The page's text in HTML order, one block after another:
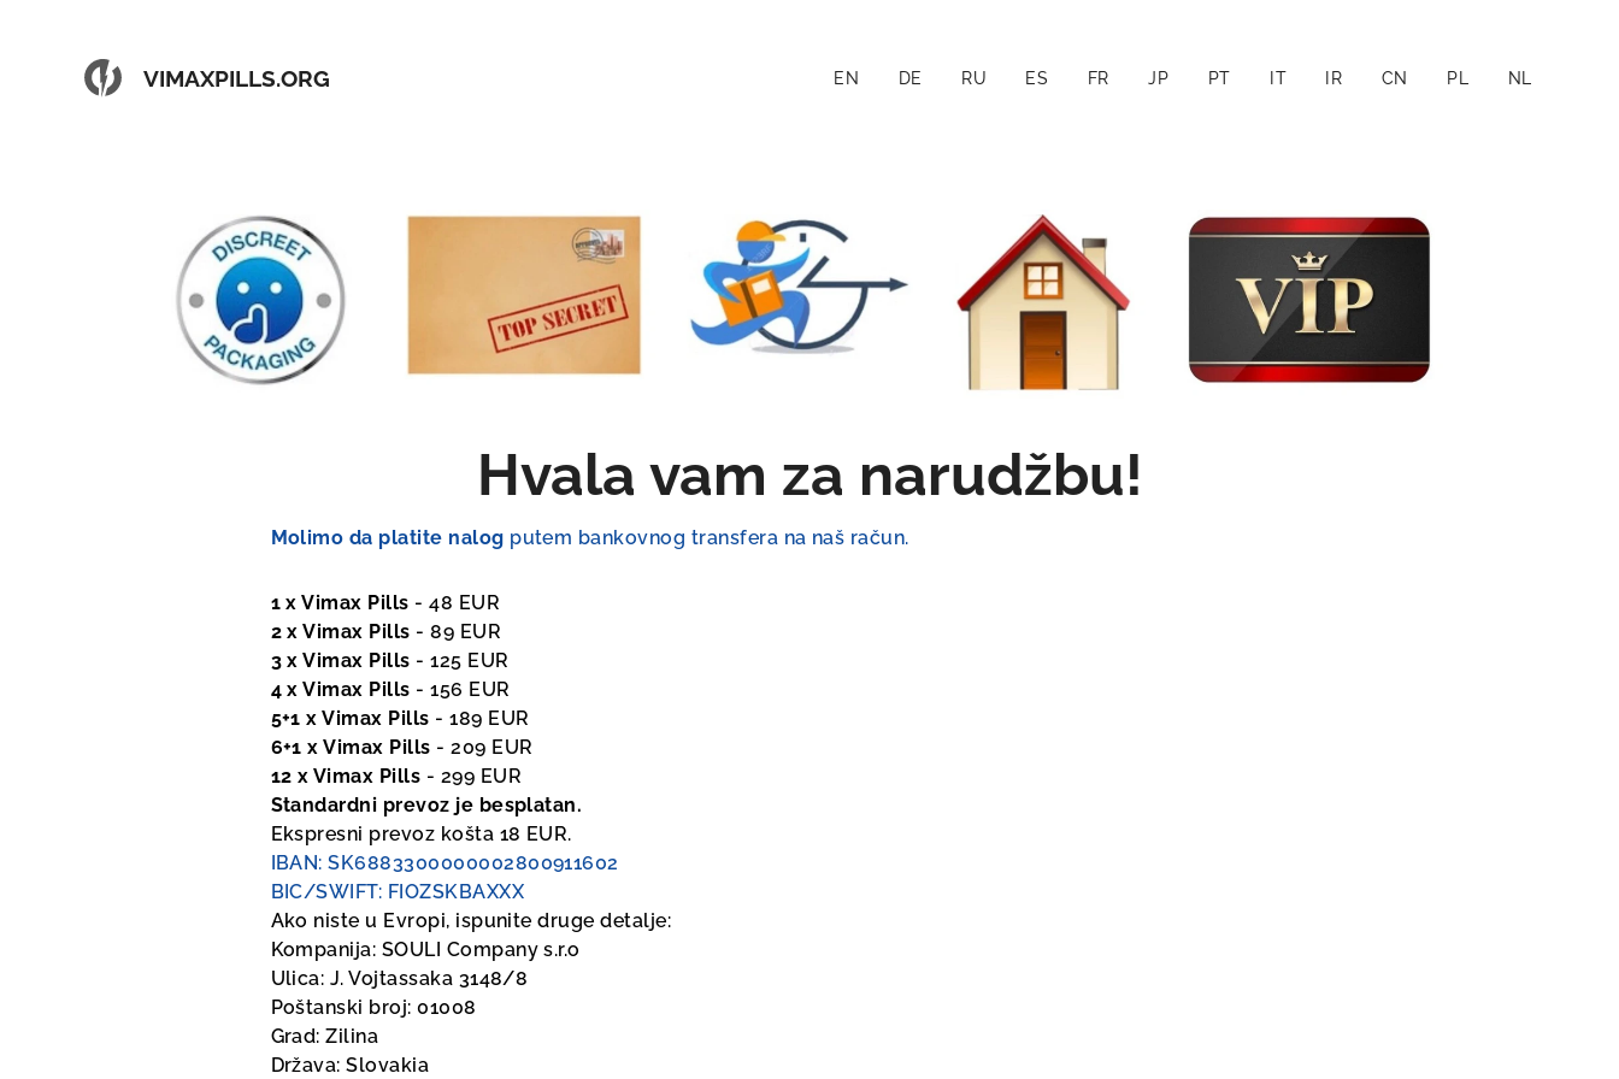
VIMAXPILLS.ORG EN DE RU ES FR JP PT IT IR CN PL NL
Hvala vam za narudžbu!
Molimo da platite nalog putem bankovnog transfera na naš račun.
1 x Vimax Pills - 48 EUR
2 x Vimax Pills - 89 EUR
3 x Vimax Pills - 125 EUR
4 x Vimax Pills - 156 EUR
5+1 x Vimax Pills - 189 EUR
6+1 x Vimax Pills - 209 EUR
12 x Vimax Pills - 299 EUR
Standardni prevoz je besplatan.
Ekspresni prevoz košta 18 EUR.
IBAN: SK6883300000002800911602
BIC/SWIFT: FIOZSKBAXXX
Ako niste u Evropi, ispunite druge detalje:
Kompanija: SOULI Company s.r.o
Ulica: J. Vojtassaka 3148/8
Poštanski broj: 01008
Grad: Zilina
Država: Slovakia